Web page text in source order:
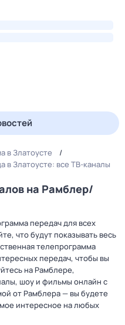
в Златоусте
в Златоусте: все ТВ-каналы
на Рамблер/
передач для всех
что будут показывать весь
телепрограмма
передач, чтобы вы
на Рамблере,
шоу и фильмы онлайн с
от Рамблера — вы будете
интересное на любых